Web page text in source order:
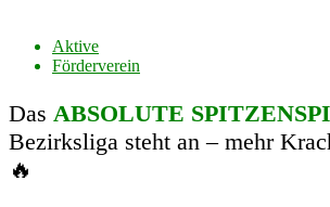
Aktive
Förderverein
Das ABSOLUTE
Bezirksliga steht an – mehr
🔥